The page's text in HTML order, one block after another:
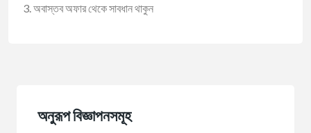
অবাস্তব অফার থেকে সাবধান থাকুন
অনুরূপ বিজ্ঞাপনসমূহ